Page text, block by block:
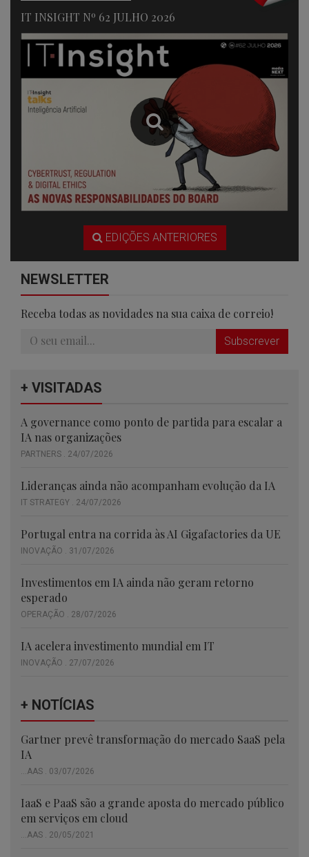
IT INSIGHT Nº 62 JULHO 2026
EDIÇÕES ANTERIORES
NEWSLETTER
Receba todas as novidades na sua caixa de correio!
Subscrever
+ VISITADAS
A governance como ponto de partida para escalar a
IA nas organizações
PARTNERS . 24/07/2026
Lideranças ainda não acompanham evolução da IA
IT STRATEGY . 24/07/2026
Portugal entra na corrida às AI Gigafactories da UE
INOVAÇÃO . 31/07/2026
Investimentos em IA ainda não geram retorno
esperado
OPERAÇÃO . 28/07/2026
IA acelera investimento mundial em IT
INOVAÇÃO . 27/07/2026
+ NOTÍCIAS
Gartner prevê transformação do mercado SaaS pela
IA
...AAS . 03/07/2026
IaaS e PaaS são a grande aposta do mercado público
em serviços em cloud
...AAS . 20/05/2021